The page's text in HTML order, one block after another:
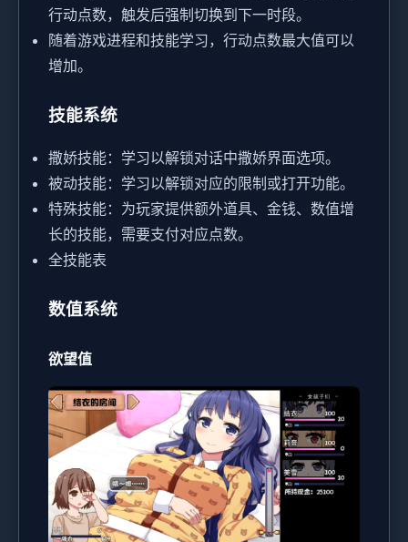
行动点数，触发后强制切换到下一时段。
随着游戏进程和技能学习，行动点数最大值可以
增加。
技能系统
撒娇技能：学习以解锁对话中撒娇界面选项。
被动技能：学习以解锁对应的限制或打开功能。
特殊技能：为玩家提供额外道具、金钱、数值增
长的技能，需要支付对应点数。
全技能表
数值系统
欲望值